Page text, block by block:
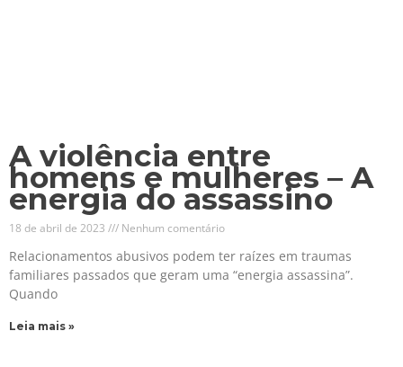
A violência entre
homens e mulheres – A
energia do assassino
18 de abril de 2023 Nenhum comentário
Relacionamentos abusivos podem ter raízes em traumas
familiares passados que geram uma “energia assassina”.
Quando
Leia mais »